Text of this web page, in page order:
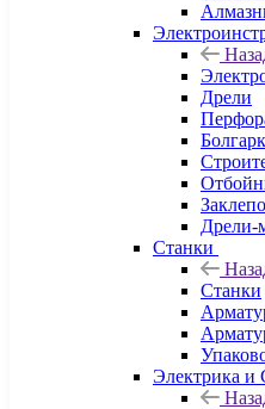
Дрели
Дрели-
Станки
Станки
Электрика и